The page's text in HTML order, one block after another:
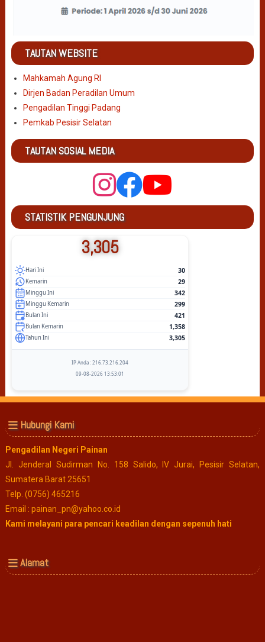
TAUTAN WEBSITE
Mahkamah Agung RI
Dirjen Badan Peradilan Umum
Pengadilan Tinggi Padang
Pemkab Pesisir Selatan
TAUTAN SOSIAL MEDIA
STATISTIK PENGUNJUNG
3,305
Hari Ini 30
Kemarin 29
Minggu Ini 342
Minggu Kemarin 299
Bulan Ini 421
Bulan Kemarin 1,358
Tahun Ini 3,305
IP Anda : 216.73.216.204
09-08-2026 13:53:01
Hubungi Kami
Pengadilan Negeri Painan
Jl. Jenderal Sudirman No. 158 Salido, IV Jurai, Pesisir Selatan,
Sumatera Barat 25651
Telp. (0756) 465216
Email : painan_pn@yahoo.co.id
Kami melayani para pencari keadilan dengan sepenuh hati
Alamat